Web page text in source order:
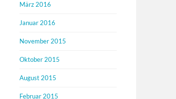
März 2016
Januar 2016
November 2015
Oktober 2015
August 2015
Februar 2015